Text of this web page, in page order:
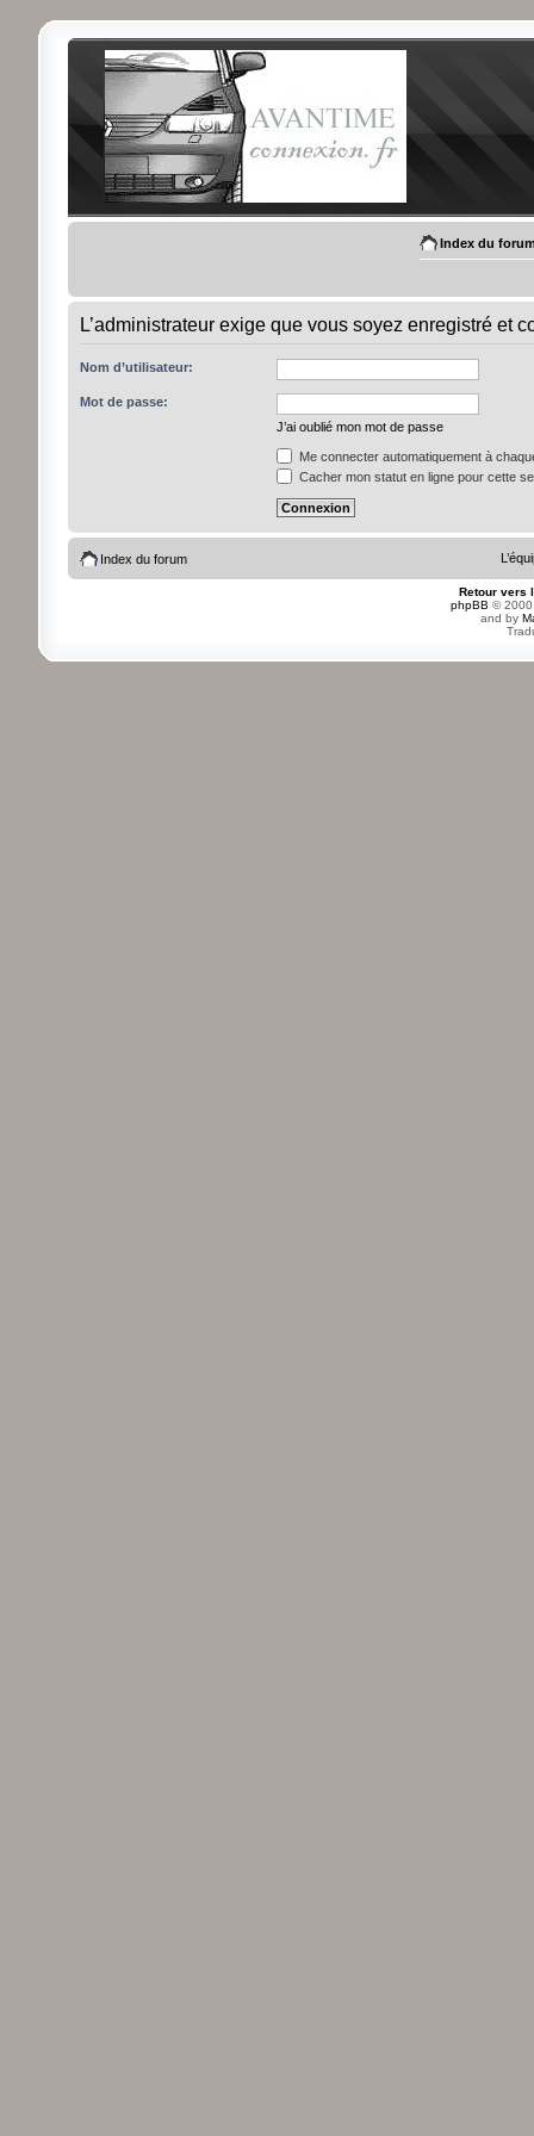
Index du
L’administrateur exige que vous soyez enregistré et
Nom d’utilisateur:
Mot de passe:
J’ai oublié mon mot de passe
Me connecter automatiquement à
Cacher mon statut en ligne pour cette
Index du forum
Retour vers
phpBB ©
and by